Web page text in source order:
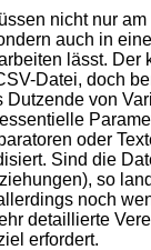
nicht nur am
auch in
lässt. Der
Datei, doch
Dutzende von
oder
Sind die
so
noch
detaillierte
erfordert.